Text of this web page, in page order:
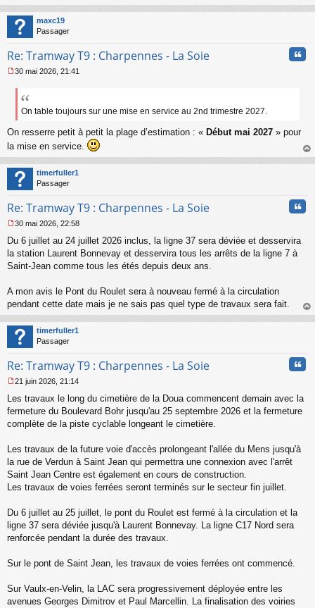
a
g
e
o
l
au
maxc19
Passager
Re: Tramway T9 : Charpennes - La Soie
e
a
g
o
n
30 mai 2026, 21:41
On table toujours sur une mise en service au 2nd trimestre 2027.
On resserre petit à petit la plage d’estimation : « Début mai 2027 » pour
la mise en service.
au
timerfuller1
Passager
Re: Tramway T9 : Charpennes - La Soie
e
s
s
e
n
o
n
l
u
30 mai 2026, 22:58
Du 6 juillet au 24 juillet 2026 inclus, la ligne 37 sera déviée et desservira
la station Laurent Bonnevay et desservira tous les arrêts de la ligne 7 à
Saint-Jean comme tous les étés depuis deux ans.
A mon avis le Pont du Roulet sera à nouveau fermé à la circulation
pendant cette date mais je ne sais pas quel type de travaux sera fait.
au
timerfuller1
Passager
Re: Tramway T9 : Charpennes - La Soie
e
s
s
e
n
o
n
21 juin 2026, 21:14
Les travaux le long du cimetière de la Doua commencent demain avec la
fermeture du Boulevard Bohr jusqu'au 25 septembre 2026 et la fermeture
complète de la piste cyclable longeant le cimetière.
Les travaux de la future voie d'accès prolongeant l'allée du Mens jusqu'à
la rue de Verdun à Saint Jean qui permettra une connexion avec l'arrêt
Saint Jean Centre est également en cours de construction.
Les travaux de voies ferrées seront terminés sur le secteur fin juillet.
Du 6 juillet au 25 juillet, le pont du Roulet est fermé à la circulation et la
ligne 37 sera déviée jusqu'à Laurent Bonnevay. La ligne C17 Nord sera
renforcée pendant la durée des travaux.
Sur le pont de Saint Jean, les travaux de voies ferrées ont commencé.
Sur Vaulx-en-Velin, la LAC sera progressivement déployée entre les
avenues Georges Dimitrov et Paul Marcellin. La finalisation des voiries